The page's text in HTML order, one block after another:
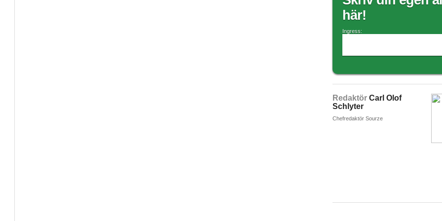
här!
Ingress:
Redaktör Carl Olof
Schlyter
Chefredaktör Sourze